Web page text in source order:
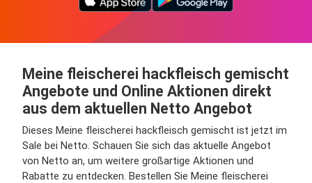
Meine fleischerei hackfleisch gemischt
Angebote und Online Aktionen direkt
aus dem aktuellen Netto Angebot
Dieses Meine fleischerei hackfleisch gemischt ist jetzt im
Sale bei Netto. Schauen Sie sich das aktuelle Angebot
von Netto an, um weitere großartige Aktionen und
Rabatte zu entdecken. Bestellen Sie Meine fleischerei